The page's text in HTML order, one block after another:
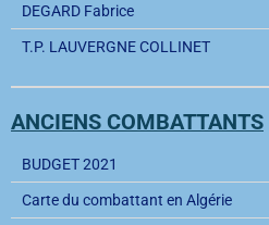
DEGARD Fabrice
T.P. LAUVERGNE COLLINET
ANCIENS COMBATTANTS
BUDGET 2021
Carte du combattant en Algérie